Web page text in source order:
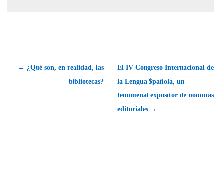
← ¿Qué son, en realidad, las
bibliotecas?
El IV Congreso Internacional de
la Lengua $pañola, un
fenomenal expositor de nóminas
editoriales →